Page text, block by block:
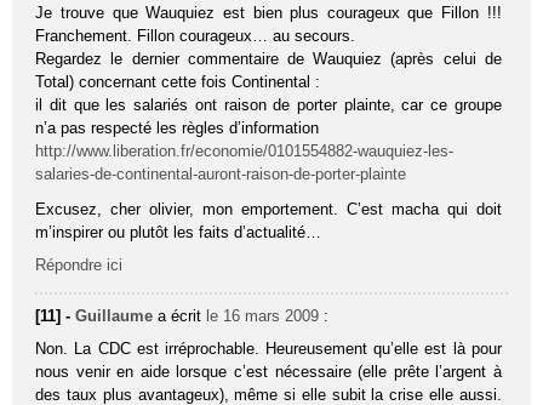
Je trouve que Wauquiez est bien plus courageux que Fillon !!!
Franchement. Fillon courageux… au secours.
Regardez le dernier commentaire de Wauquiez (après celui de
Total) concernant cette fois Continental :
il dit que les salariés ont raison de porter plainte, car ce groupe
n’a pas respecté les règles d’information
http://www.liberation.fr/economie/0101554882-wauquiez-les-
salaries-de-continental-auront-raison-de-porter-plainte
Excusez, cher olivier, mon emportement. C’est macha qui doit
m’inspirer ou plutôt les faits d’actualité…
Répondre ici
[11] -Guillaume a écrit le 16 mars 2009 :
Non. La CDC est irréprochable. Heureusement qu’elle est là pour
nous venir en aide lorsque c’est nécessaire (elle prête l’argent à
des taux plus avantageux), même si elle subit la crise elle aussi.